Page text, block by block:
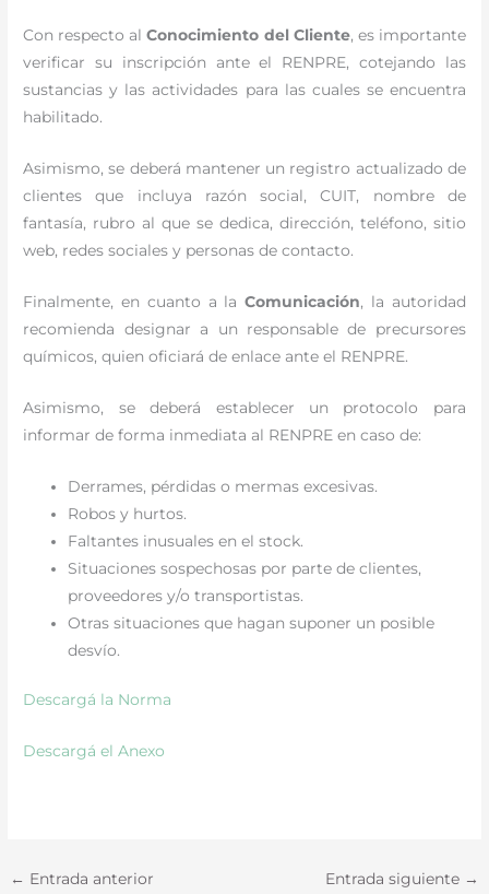
Con respecto alConocimiento del Cliente, es importante
verificar su inscripción ante el RENPRE, cotejando las
sustancias y las actividades para las cuales se encuentra
habilitado.
Asimismo, se deberá mantener un registro actualizado de
clientes que incluya razón social, CUIT, nombre de
fantasía, rubro al que se dedica, dirección, teléfono, sitio
web, redes sociales y personas de contacto.
Finalmente, en cuanto a laComunicación, la autoridad
recomienda designar a un responsable de precursores
químicos, quien oficiará de enlace ante el RENPRE.
Asimismo, se deberá establecer un protocolo para
informar de forma inmediata al RENPRE en caso de:
Derrames, pérdidas o mermas excesivas.
Robos y hurtos.
Faltantes inusuales en el stock.
Situaciones sospechosas por parte de clientes,
proveedores y/o transportistas.
Otras situaciones que hagan suponer un posible
desvío.
Descargá la Norma
Descargá el Anexo
← Entrada anterior Entrada siguiente →